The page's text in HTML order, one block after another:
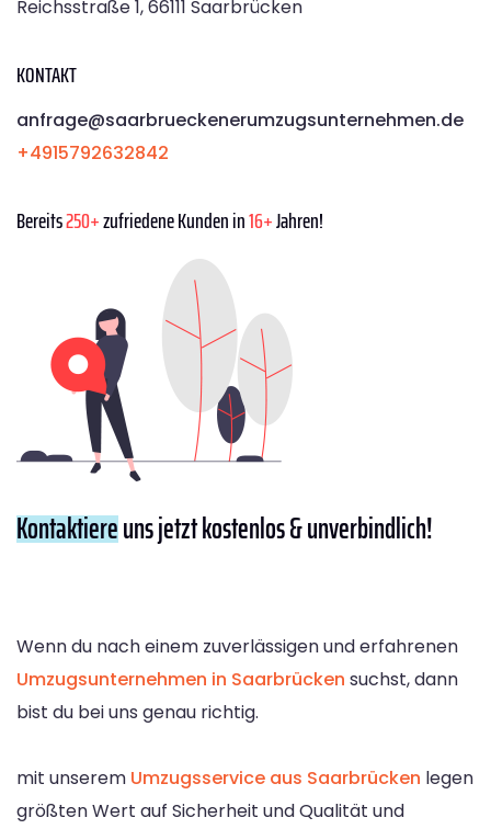
Reichsstraße 1, 66111 Saarbrücken
KONTAKT
anfrage@saarbrueckenerumzugsunternehmen.de
+4915792632842
Bereits250+zufriedene Kunden in16+Jahren!
Kontaktiereuns jetzt kostenlos & unverbindlich!
Wenn du nach einem zuverlässigen und erfahrenen
Umzugsunternehmen in Saarbrücken suchst, dann
bist du bei uns genau richtig.
mit unserem Umzugsservice aus Saarbrücken legen
größten Wert auf Sicherheit und Qualität und